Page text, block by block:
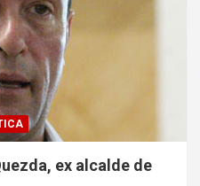
ex alcalde de